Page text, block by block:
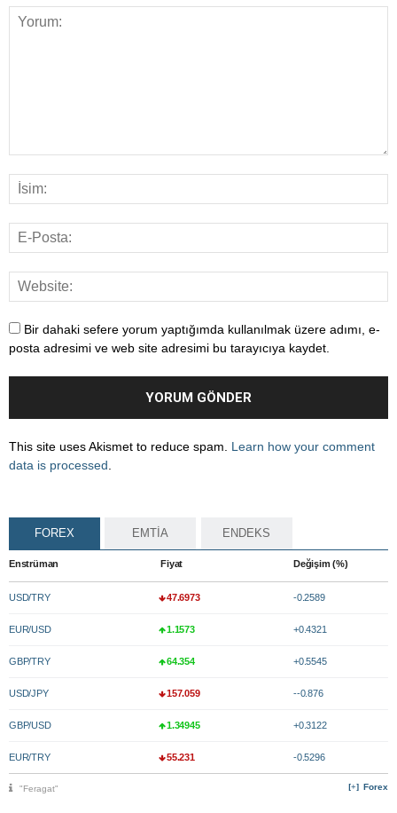
Bir dahaki sefere yorum yaptığımda kullanılmak üzere adımı, e-
posta adresimi ve web site adresimi bu tarayıcıya kaydet.
This site uses Akismet to reduce spam. Learn how your comment
data is processed
FOREX EMTİA ENDEKS
Enstrüman Fiyat Değişim (%)
USD/TRY 47.6973 -0.2589
EUR/USD 1.1573 +0.4321
GBP/TRY 64.354 +0.5545
USD/JPY 157.059 --0.876
GBP/USD 1.34945 +0.3122
EUR/TRY 55.231 -0.5296
Forex
"Feragat"